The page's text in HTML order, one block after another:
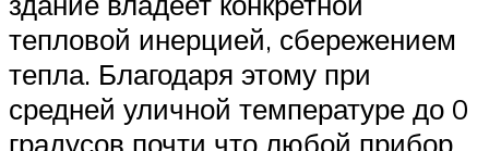
тепловой инерцией, сбережением
тепла. Благодаря этому при
средней уличной температуре до 0
градусов почти что любой прибор